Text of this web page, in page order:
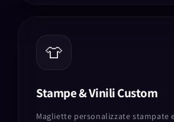
👕
Stampe & Vinili Custom
Magliette personalizzate stampate